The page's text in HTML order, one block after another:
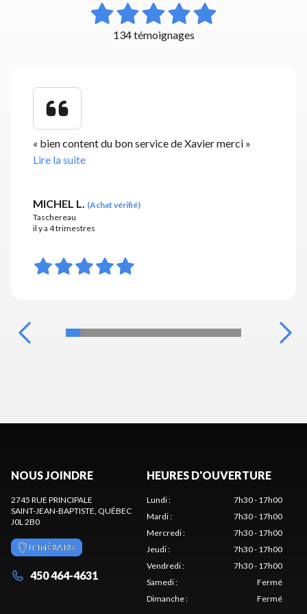
134 témoignages
« bien content du bon service de Xavier merci »
Lire la suite
MICHEL L. (Achat vérifié)
Taschereau
il y a 4 trimestres
NOUS JOINDRE
2745 RUE PRINCIPALE
SAINT-JEAN-BAPTISTE , QUÉBEC
J0L 2B0
ITINÉRAIRE
450 464-4631
HEURES D'OUVERTURE
Lundi:
7h30 - 17h00
Mardi:
7h30 - 17h00
Mercredi:
7h30 - 17h00
Jeudi:
7h30 - 17h00
Vendredi:
7h30 - 17h00
Samedi:
Fermé
Dimanche: Fermé